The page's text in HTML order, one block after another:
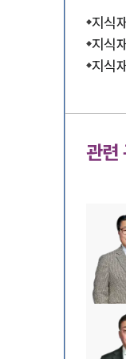
지식
지식
지식
관련